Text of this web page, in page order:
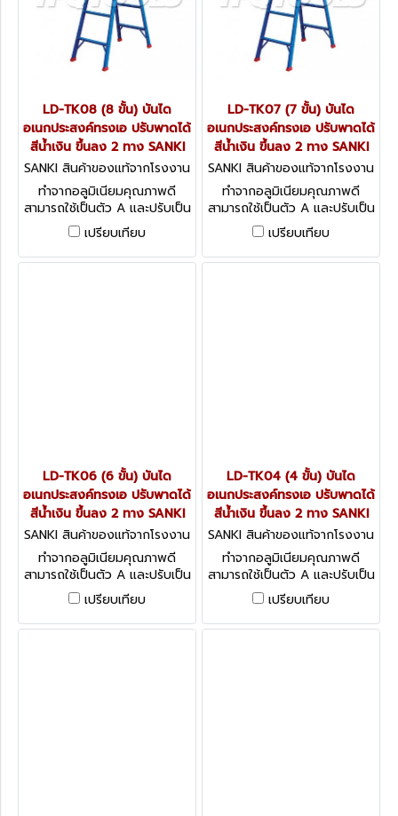
LD-TK08 (8 ขั้น) บันได
อเนกประสงค์ทรงเอ ปรับพาดได้
สีน้ำเงิน ขึ้นลง 2 ทาง SANKI
SANKI สินค้าของแท้จากโรงงาน
ผู้ผลิต LD-TK08
ทำจากอลูมิเนียมคุณภาพดี
สามารถใช้เป็นตัว A และปรับเป็น
บันไดพาดได้ รับน้ำหนักได้สูงสุด
150 กก. (ทรงเอ)
เปรียบเทียบ
LD-TK07 (7 ขั้น) บันได
อเนกประสงค์ทรงเอ ปรับพาดได้
สีน้ำเงิน ขึ้นลง 2 ทาง SANKI
SANKI สินค้าของแท้จากโรงงาน
ผู้ผลิต LD-TK07
ทำจากอลูมิเนียมคุณภาพดี
สามารถใช้เป็นตัว A และปรับเป็น
บันไดพาดได้ รับน้ำหนักได้สูงสุด
150 กก. (ทรงเอ)
เปรียบเทียบ
LD-TK06 (6 ขั้น) บันได
อเนกประสงค์ทรงเอ ปรับพาดได้
สีน้ำเงิน ขึ้นลง 2 ทาง SANKI
SANKI สินค้าของแท้จากโรงงาน
ผู้ผลิต LD-TK06
ทำจากอลูมิเนียมคุณภาพดี
สามารถใช้เป็นตัว A และปรับเป็น
บันไดพาดได้ รับน้ำหนักได้สูงสุด
150 กก. (ทรงเอ)
เปรียบเทียบ
LD-TK04 (4 ขั้น) บันได
อเนกประสงค์ทรงเอ ปรับพาดได้
สีน้ำเงิน ขึ้นลง 2 ทาง SANKI
SANKI สินค้าของแท้จากโรงงาน
ผู้ผลิต LD-TK04
ทำจากอลูมิเนียมคุณภาพดี
สามารถใช้เป็นตัว A และปรับเป็น
บันไดพาดได้ รับน้ำหนักได้สูงสุด
150 กก. (ทรงเอ)
เปรียบเทียบ